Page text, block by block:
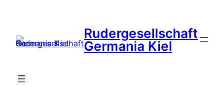
springen
Rudergesellschaft
Germania Kiel